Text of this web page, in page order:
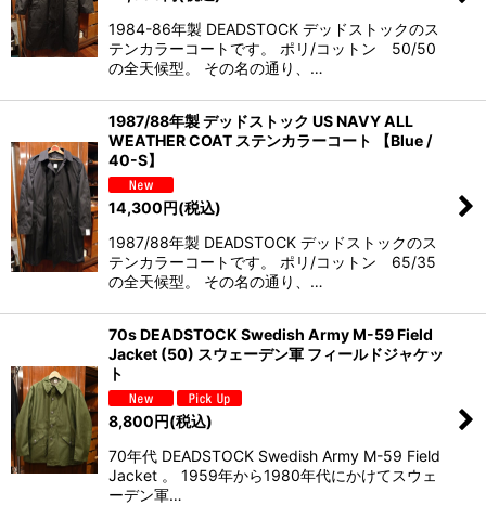
1984-86年製 DEADSTOCK デッドストックのス
テンカラーコートです。 ポリ/コットン 50/50
の全天候型。 その名の通り、…
1987/88年製 デッドストック US NAVY ALL
WEATHER COAT ステンカラーコート 【Blue /
40-S】
14,300円(税込)
1987/88年製 DEADSTOCK デッドストックのス
テンカラーコートです。 ポリ/コットン 65/35
の全天候型。 その名の通り、…
70s DEADSTOCK Swedish Army M-59 Field
Jacket (50) スウェーデン軍 フィールドジャケッ
ト
8,800円(税込)
70年代 DEADSTOCK Swedish Army M-59 Field
Jacket 。 1959年から1980年代にかけてスウェ
ーデン軍…